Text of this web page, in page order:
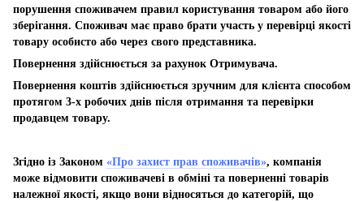
порушення споживачем правил користування товаром або його
зберігання. Споживач має право брати участь у перевірці якості
товару особисто або через свого представника.
Повернення здійснюється за рахунок Отримувача.
Повернення коштів здійснюється зручним для клієнта способом
протягом 3-х робочих днів після отримання та перевірки
продавцем товару.
Згідно із Законом «Про захист прав споживачів», компанія
може відмовити споживачеві в обміні та поверненні товарів
належної якості, якщо вони відносяться до категорій, що